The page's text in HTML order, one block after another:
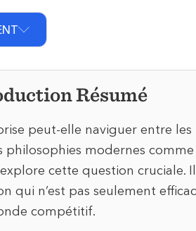
Résumé
peut-elle naviguer entre
philosophies modernes
cette question cruciale.
qui n’est pas seulement
compétitif.